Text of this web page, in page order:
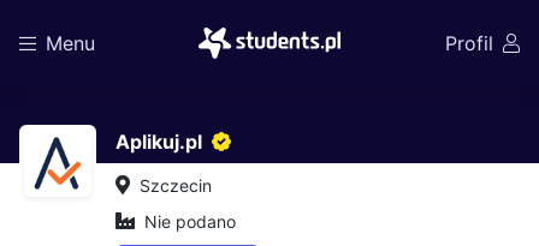
Menu Profil
Aplikuj.pl
Szczecin
Nie podano